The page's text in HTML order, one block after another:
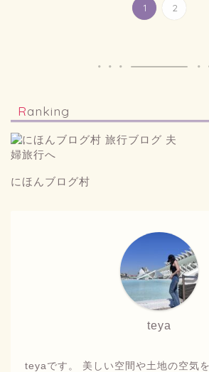
1 2
Ranking
にほんブログ村
teya
teyaです。 美しい空間や土地の空気